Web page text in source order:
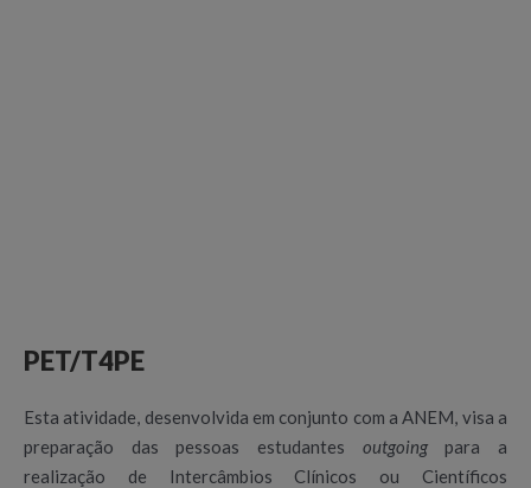
PET/T4PE
Esta atividade, desenvolvida em conjunto com a ANEM, visa a
preparação das pessoas estudantes outgoingpara a
realização de Intercâmbios Clínicos ou Científicos